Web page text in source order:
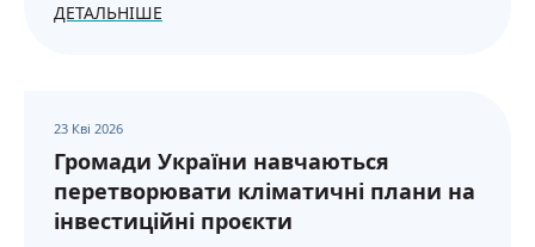
ДЕТАЛЬНІШЕ
23 Кві 2026
Громади України навчаються
перетворювати кліматичні плани на
інвестиційні проєкти